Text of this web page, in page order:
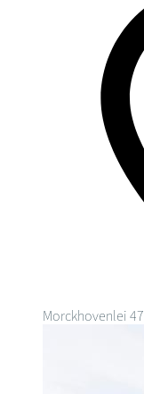
Morckhovenlei 47